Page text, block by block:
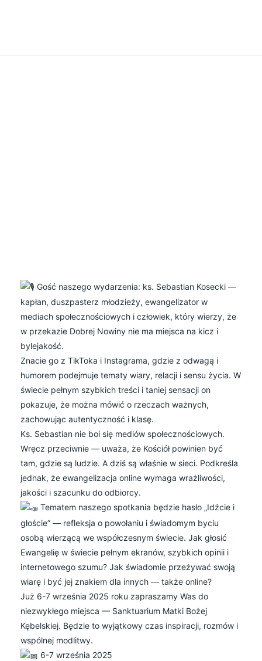
Gość naszego wydarzenia: ks. Sebastian Kosecki —
kapłan, duszpasterz młodzieży, ewangelizator w
mediach społecznościowych i człowiek, który wierzy, że
w przekazie Dobrej Nowiny nie ma miejsca na kicz i
bylejakość.
Znacie go z TikToka i Instagrama, gdzie z odwagą i
humorem podejmuje tematy wiary, relacji i sensu życia. W
świecie pełnym szybkich treści i taniej sensacji on
pokazuje, że można mówić o rzeczach ważnych,
zachowując autentyczność i klasę.
Ks. Sebastian nie boi się mediów społecznościowych.
Wręcz przeciwnie — uważa, że Kościół powinien być
tam, gdzie są ludzie. A dziś są właśnie w sieci. Podkreśla
jednak, że ewangelizacja online wymaga wrażliwości,
jakości i szacunku do odbiorcy.
Tematem naszego spotkania będzie hasło „Idźcie i
głoście” — refleksja o powołaniu i świadomym byciu
osobą wierzącą we współczesnym świecie. Jak głosić
Ewangelię w świecie pełnym ekranów, szybkich opinii i
internetowego szumu? Jak świadomie przeżywać swoją
wiarę i być jej znakiem dla innych — także online?
Już 6-7 września 2025 roku zapraszamy Was do
niezwykłego miejsca — Sanktuarium Matki Bożej
Kębelskiej. Będzie to wyjątkowy czas inspiracji, rozmów i
wspólnej modlitwy.
6-7 września 2025